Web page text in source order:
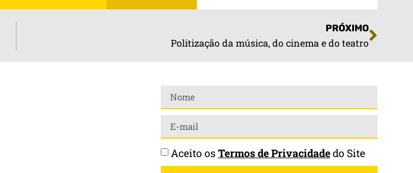
PRÓXIMO
Politização da música, do cinema e do teatro
Aceito os Termos de Privacidadedo Site